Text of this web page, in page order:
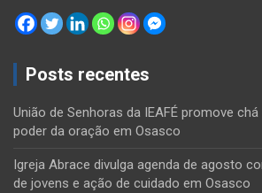
Posts recentes
União de Senhoras da IEAFÉ promove
poder da oração em Osasco
Igreja Abrace divulga agenda de agosto
de jovens e ação de cuidado em Osasco